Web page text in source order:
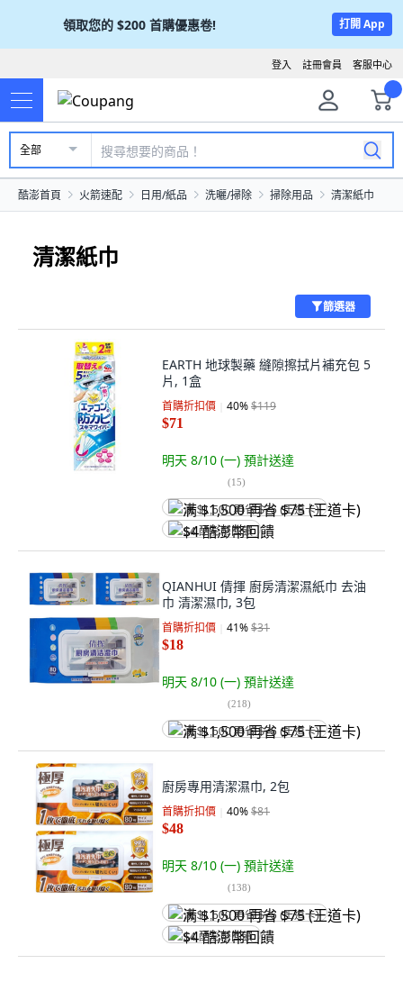
領取您的 $200 首購優惠卷! 打開 App
客服中心
註冊會員
登入
全部
酷澎首頁 火箭速配 日用/紙品 洗曬/掃除 掃除用品 清潔紙巾
清潔紙巾
篩選器
EARTH 地球製藥 縫隙擦拭片補充包 5
片, 1盒
首購折扣價 40%$119
$71
明天 8/10 (一) 預計送達
(15)
满 $1,500 再省 $75 (王道卡)
$4 酷澎幣回饋
QIANHUI 倩揮 廚房清潔濕紙巾 去油
巾 清潔濕巾, 3包
首購折扣價 41%$31
$18
明天 8/10 (一) 預計送達
(218)
满 $1,500 再省 $75 (王道卡)
廚房專用清潔濕巾, 2包
首購折扣價 40%$81
$48
明天 8/10 (一) 預計送達
(138)
满 $1,500 再省 $75 (王道卡)
$4 酷澎幣回饋